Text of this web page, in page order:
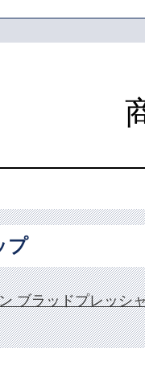
プ
ブラッドプレッシ